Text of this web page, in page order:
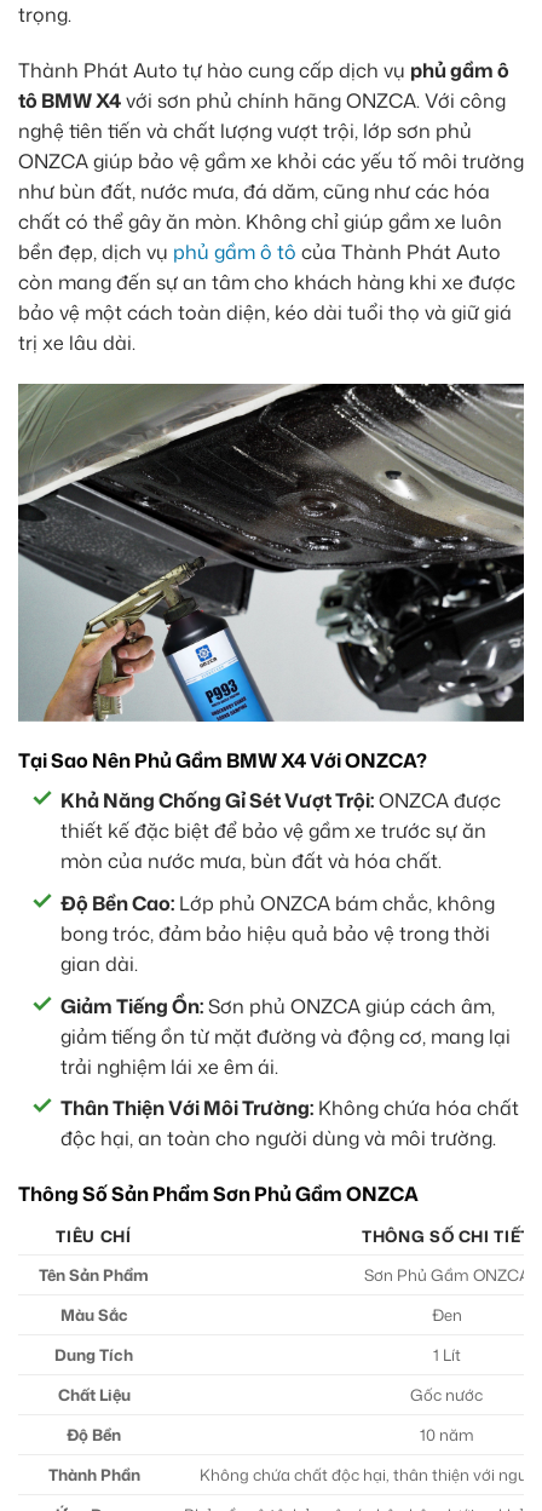
trọng.
Thành Phát Auto tự hào cung cấp dịch vụ phủ gầm ô
tô BMW X4với sơn phủ chính hãng ONZCA. Với công
nghệ tiên tiến và chất lượng vượt trội, lớp sơn phủ
ONZCA giúp bảo vệ gầm xe khỏi các yếu tố môi trường
như bùn đất, nước mưa, đá dăm, cũng như các hóa
chất có thể gây ăn mòn. Không chỉ giúp gầm xe luôn
bền đẹp, dịch vụ phủ gầm ô tô của Thành Phát Auto
còn mang đến sự an tâm cho khách hàng khi xe được
bảo vệ một cách toàn diện, kéo dài tuổi thọ và giữ giá
trị xe lâu dài.
Tại Sao Nên Phủ Gầm BMW X4 Với ONZCA?
Khả Năng Chống Gỉ Sét Vượt Trội:ONZCA được
thiết kế đặc biệt để bảo vệ gầm xe trước sự ăn
mòn của nước mưa, bùn đất và hóa chất.
Độ Bền Cao: Lớp phủ ONZCA bám chắc, không
bong tróc, đảm bảo hiệu quả bảo vệ trong thời
gian dài.
Giảm Tiếng Ồn:Sơn phủ ONZCA giúp cách âm,
giảm tiếng ồn từ mặt đường và động cơ, mang lại
trải nghiệm lái xe êm ái.
Thân Thiện Với Môi Trường: Không chứa hóa chất
độc hại, an toàn cho người dùng và môi trường.
Thông Số Sản Phẩm Sơn Phủ Gầm ONZCA
TIÊU CHÍ
THÔNG SỐ CHI TIẾT
Tên Sản Phẩm
Sơn Phủ Gầm ONZCA
Màu Sắc
Đen
Dung Tích
1 Lít
Chất Liệu
Gốc nước
Độ Bền
10 năm
Thành Phần
Không chứa chất độc hại, thân thiện với